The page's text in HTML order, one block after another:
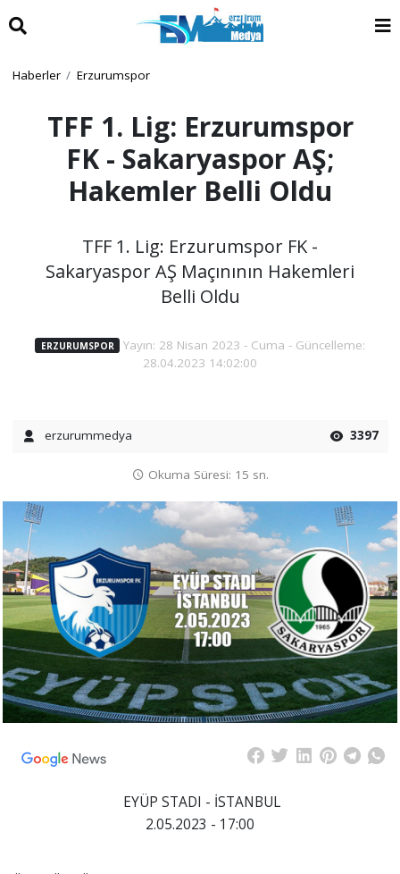
Haberler Erzurumspor
TFF 1. Lig: Erzurumspor
FK - Sakaryaspor AŞ;
Hakemler Belli Oldu
TFF 1. Lig: Erzurumspor FK -
Sakaryaspor AŞ Maçınının Hakemleri
Belli Oldu
ERZURUMSPOR
Yayın: 28 Nisan 2023 - Cuma - Güncelleme:
28.04.2023 14:02:00
erzurummedya 3397
Okuma Süresi: 15 sn.
EYÜP STADI - İSTANBUL
2.05.2023 - 17:00